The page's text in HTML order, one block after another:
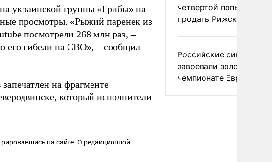
украинской группы «Грибы» на
просмотры. «Рыжий паренек из
посмотрели 268 млн раз, –
его гибели на СВО», – сообщил
на фрагменте
который исполнители
на сайте. О редакционной
четвертой попытке
продать Рижский
Российские
завоевали золото на
чемпионате Европы